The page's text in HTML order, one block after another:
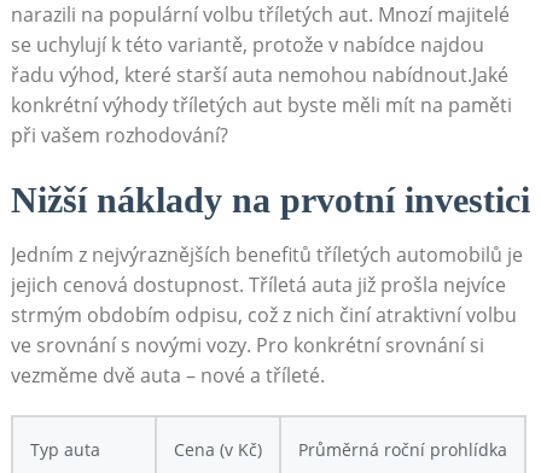
narazili na populární volbu tříletých aut. ⁤Mnozí ⁣majitelé
se uchylují k‌ této variantě, protože v nabídce najdou
řadu výhod, které starší‌ auta nemohou nabídnout.Jaké
konkrétní výhody tříletých aut byste měli mít na​ paměti
při vašem rozhodování?
Nižší‌ náklady na prvotní investici
Jedním z nejvýraznějších benefitů tříletých automobilů je
jejich cenová dostupnost. Tříletá ‍auta​ již prošla ‌nejvíce
strmým obdobím odpisu, což z nich činí atraktivní volbu
⁢ve ‌srovnání s novými vozy. Pro konkrétní srovnání si‌
vezměme dvě auta – nové ⁣a⁢ tříleté.
Typ auta Cena (v Kč) Průměrná roční prohlídka